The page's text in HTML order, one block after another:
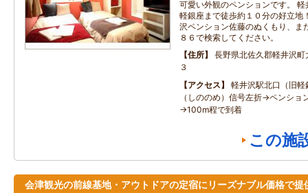
可愛い外観のペンションです。
軽銀座まで徒歩約１０分の好立地
沢ペンション佐藤のぬくもり、ま
８６で検索してください。
住所
長野県北佐久郡軽井沢
３
アクセス
軽井沢駅北口（旧
（しののめ）信号左折→ペンショ
→100m程で到着
この施
会津観光の前線基地・アウトドアの定宿にリーズナブル価格で提